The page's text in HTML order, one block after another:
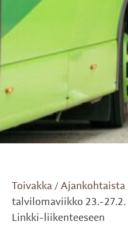
Toivakka / Ajankohtaista
talvilomaviikko 23.-
Linkki-liikenteeseen